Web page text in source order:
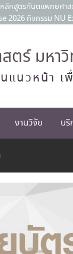
2026 กิจกรรม NU
แห่งประเทศไทย วาร
งที่ 1 เมื่อวันที่ 4 สิงหา
ร์ มหาวิ
แนวหน้า
งานวิจัย บริ